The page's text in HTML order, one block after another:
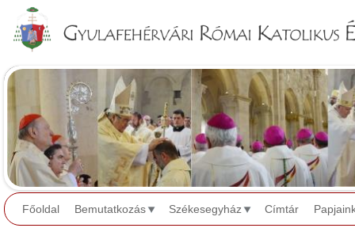
Főoldal Bemutatkozás Székesegyház Címtár